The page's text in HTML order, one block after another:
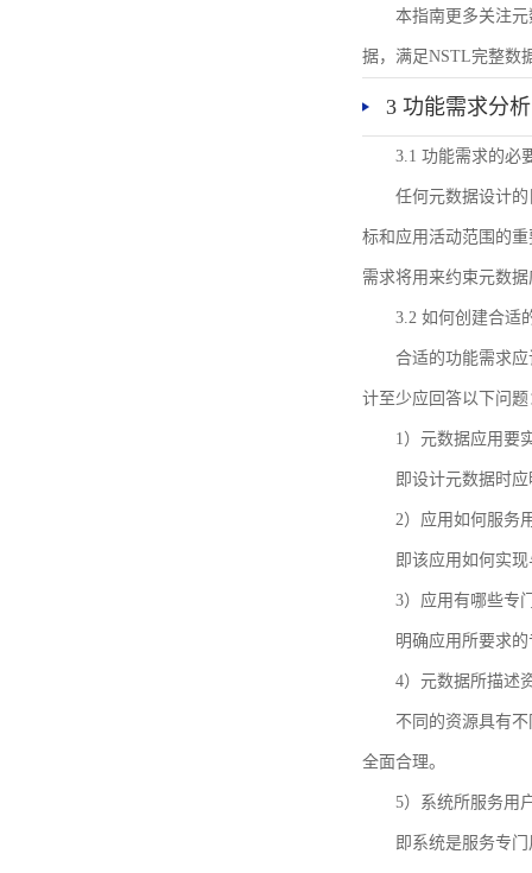
本指南更多关注
据，满足NSTL完整数
3 功能需求分析
3.1 功能需求的必
任何元数据设计
标和应用活动范围的
需求将用来约束元数
3.2 如何创建合适
合适的功能需求
计至少应回答以下问题
1）元数据应用要
即设计元数据时
2）应用如何服务
即该应用如何实
3）应用有哪些专
明确应用所要求
4）元数据所描述
不同的资源具有
全面合理。
5）系统所服务用
即系统是服务专